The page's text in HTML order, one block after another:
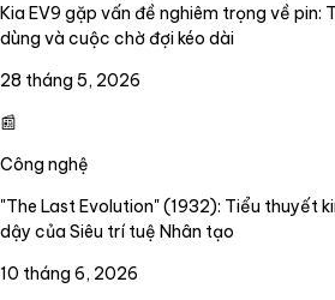
Kia EV9 gặp vấn đề nghiêm trọng về pin:
dùng và cuộc chờ đợi kéo dài
28 tháng 5, 2026
📰
Công nghệ
"The Last Evolution" (1932): Tiểu thuyết
dậy của Siêu trí tuệ Nhân tạo
10 tháng 6, 2026